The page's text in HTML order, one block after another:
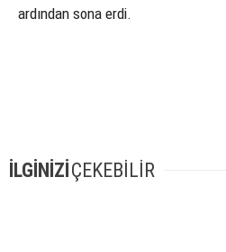
ardından sona erdi.
İLGİNİZİ ÇEKEBİLİR